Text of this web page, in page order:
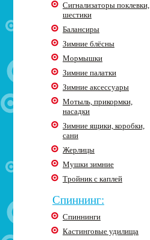
Сигнализаторы поклевки,
шестики
Балансиры
Зимние блёсны
Мормышки
Зимние палатки
Зимние аксессуары
Мотыль, прикормки,
насадки
Зимние ящики, коробки,
сани
Жерлицы
Мушки зимние
Тройник с каплей
Спиннинг:
Спиннинги
Кастинговые удилища